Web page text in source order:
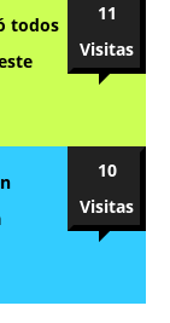
todos
11
Visitas
10
Visitas